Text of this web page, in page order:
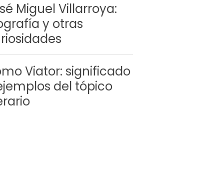
Miguel Villarroya:
y otras
Viator: significado
del tópico